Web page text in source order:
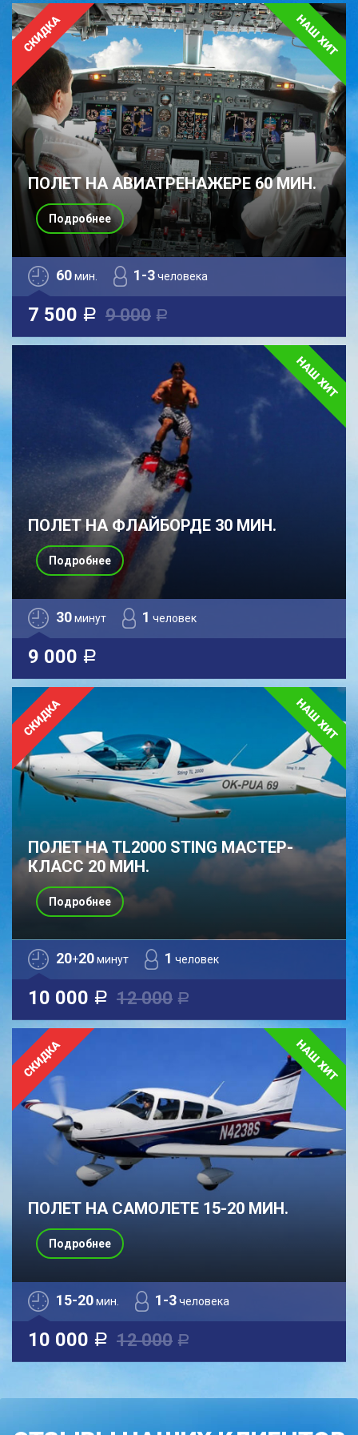
ПОЛЕТ НА АВИАТРЕНАЖЕРЕ 60 МИН.
60мин. 1-3человека
7 500 a 9 000 a
Подробнее
ПОЛЕТ НА ФЛАЙБОРДЕ 30 МИН.
30минут 1 человек
9 000 a
Подробнее
ПОЛЕТ НА TL2000 STING МАСТЕР-
КЛАСС 20 МИН.
20+20минут 1 человек
10 000 a 12 000 a
Подробнее
ПОЛЕТ НА САМОЛЕТЕ 15-20 МИН.
15-20мин. 1-3человека
10 000 a 12 000 a
Подробнее